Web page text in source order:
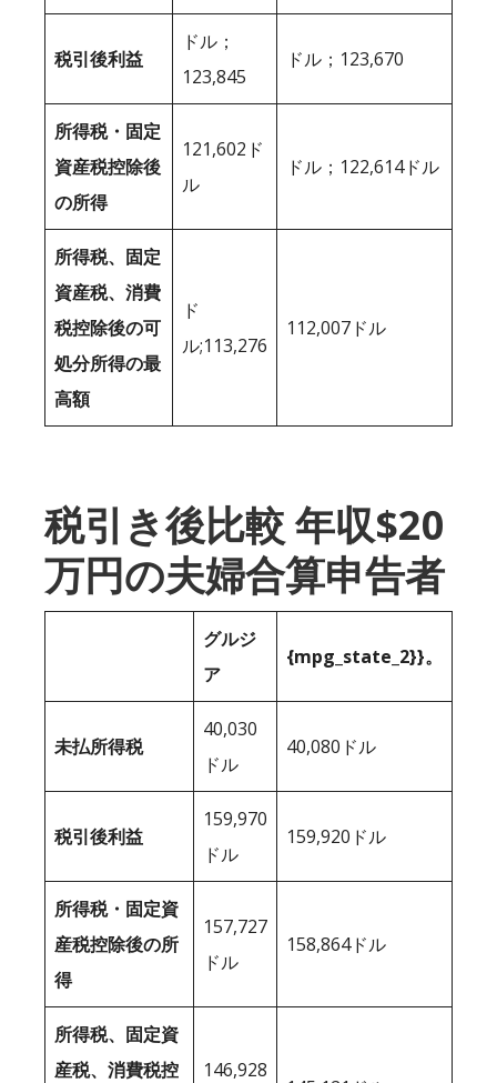
税引後利益
ドル；
123,845
ドル；123,670
所得税・固定
資産税控除後
の所得
121,602ド
ル
ドル；122,614ドル
所得税、固定
資産税、消費
税控除後の可
処分所得の最
高額
ド
ル;113,276
112,007ドル
税引き後比較 年収$20
万円の夫婦合算申告者
グルジ
ア
{mpg_state_2}}。
未払所得税
40,030
ドル
40,080ドル
税引後利益
159,970
ドル
159,920ドル
所得税・固定資
産税控除後の所
得
157,727
ドル
158,864ドル
所得税、固定資
産税、消費税控
146,928